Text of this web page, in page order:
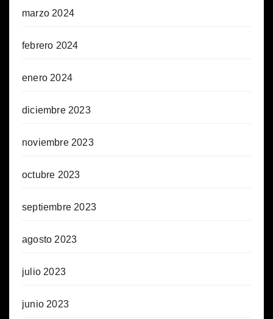
marzo 2024
febrero 2024
enero 2024
diciembre 2023
noviembre 2023
octubre 2023
septiembre 2023
agosto 2023
julio 2023
junio 2023